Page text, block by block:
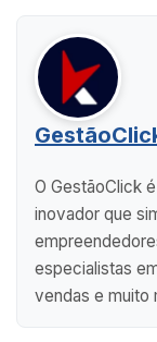
O GestãoClick
inovador que
especialistas
vendas e muito